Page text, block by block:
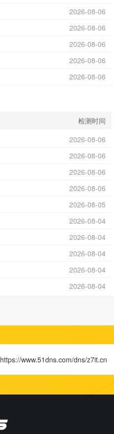
2026-08-06
2026-08-06
2026-08-06
2026-08-06
2026-08-06
检测时间
2026-08-06
2026-08-06
2026-08-06
2026-08-06
2026-08-05
2026-08-04
2026-08-04
2026-08-04
2026-08-04
2026-08-04
https://www.51dns.com/dns/z7it.cn